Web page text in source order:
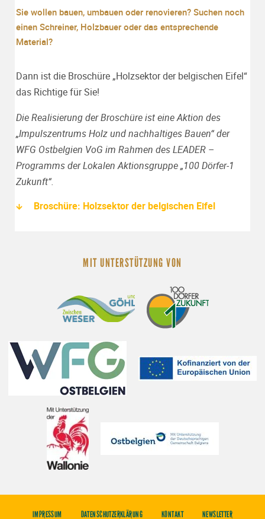
Sie wollen bauen, umbauen oder renovieren? Suchen noch
einen Schreiner, Holzbauer oder das entsprechende
Material?
Dann ist die Broschüre „Holzsektor der belgischen Eifel“
das Richtige für Sie!
Die Realisierung der Broschüre ist eine Aktion des
„Impulszentrums Holz und nachhaltiges Bauen“ der
WFG Ostbelgien VoG im Rahmen des LEADER –
Programms der Lokalen Aktionsgruppe „100 Dörfer-1
Zukunft“.
Broschüre: Holzsektor der belgischen Eifel
MIT UNTERSTÜTZUNG VON
IMPRESSUM DATENSCHUTZERKLÄRUNG KONTAKT NEWSLETTER